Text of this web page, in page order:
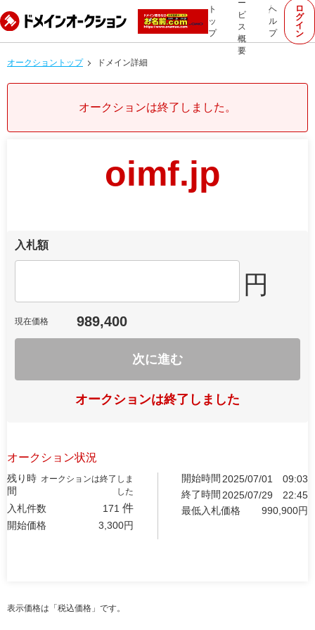
ト
ッ
プ
ー
ビ
ス
概
要
ヘ
ル
プ
ロ
グ
イ
ン
オークショントップ ドメイン詳細
オークションは終了しました。
oimf.jp
入札額
円
現在価格 989,400
次に進む
オークションは終了しました
オークション状況
残り時
間
オークションは終了しま
した
入札件数 171 件
開始価格 3,300円
開始時間 2025/07/01
09:03
終了時間 2025/07/29
22:45
最低入札価格
990,900円
表示価格は「税込価格」です。